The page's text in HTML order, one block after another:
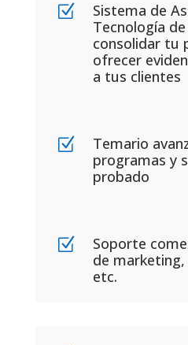
Z
Sistema de
Tecnología
consolidar tu
ofrecer
a tus clientes
Z
Temario
programas y
probado
Z
Soporte
de marketing,
etc.